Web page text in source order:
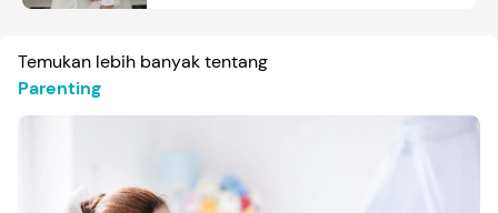
Temukan lebih banyak tentang
Parenting